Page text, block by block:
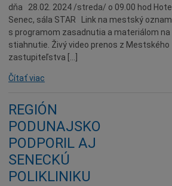
Slnečné jazerá
Zdravotníctvo
Dobrovoľníctvo
Rady a tipy
Benefícia
Deti a rodina
Dobrovoľníctvo
Benefícia
Duchovný život
EkoMesto
dňa 28.02. 2024 /streda/ o 09.00 hod Hotel
Senec, sála STAR Link na mestský oznam
s programom zasadnutia a materiálom na
stiahnutie. Živý video prenos z Mestského
zastupiteľstva […]
Čítať viac
REGIÓN
PODUNAJSKO
PODPORIL AJ
SENECKÚ
POLIKLINIKU